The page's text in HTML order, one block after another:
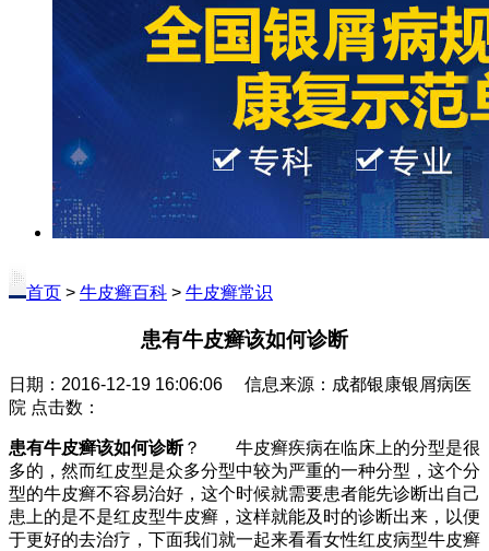
首页 > 牛皮癣百科 > 牛皮癣常识
患有牛皮癣该如何诊断
日期：2016-12-19 16:06:06 信息来源：成都银康银屑病医
院 点击数：
患有牛皮癣该如何诊断？ 牛皮癣疾病在临床上的分型是很
多的，然而红皮型是众多分型中较为严重的一种分型，这个分
型的牛皮癣不容易治好，这个时候就需要患者能先诊断出自己
患上的是不是红皮型牛皮癣，这样就能及时的诊断出来，以便
于更好的去治疗，下面我们就一起来看看女性红皮病型牛皮癣